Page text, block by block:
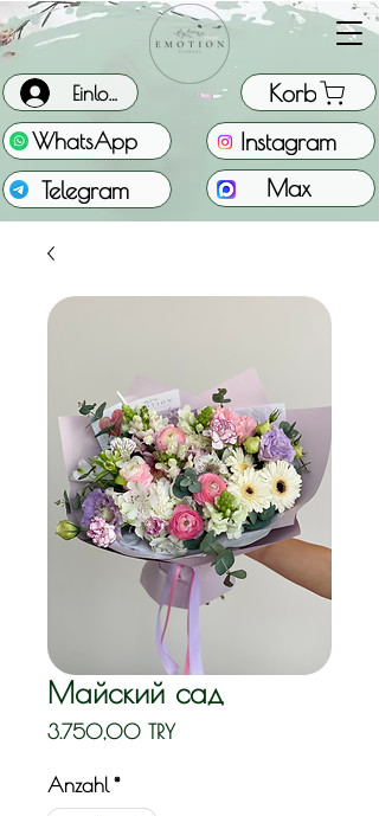
WhatsApp
Korb
Einloggen
Telegram Max
Instagram
Майский сад
3.750,00 TRYPreis
Anzahl *